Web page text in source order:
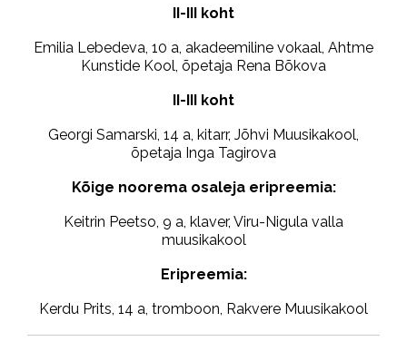
II-III koht
Emilia Lebedeva, 10 a, akadeemiline vokaal, Ahtme
Kunstide Kool, õpetaja Rena Bõkova
II-III koht
Georgi Samarski, 14 a, kitarr, Jõhvi Muusikakool,
õpetaja Inga Tagirova
Kõige noorema osaleja eripreemia:
Keitrin Peetso, 9 a, klaver, Viru-Nigula valla
muusikakool
Eripreemia:
Kerdu Prits, 14 a, tromboon, Rakvere Muusikakool